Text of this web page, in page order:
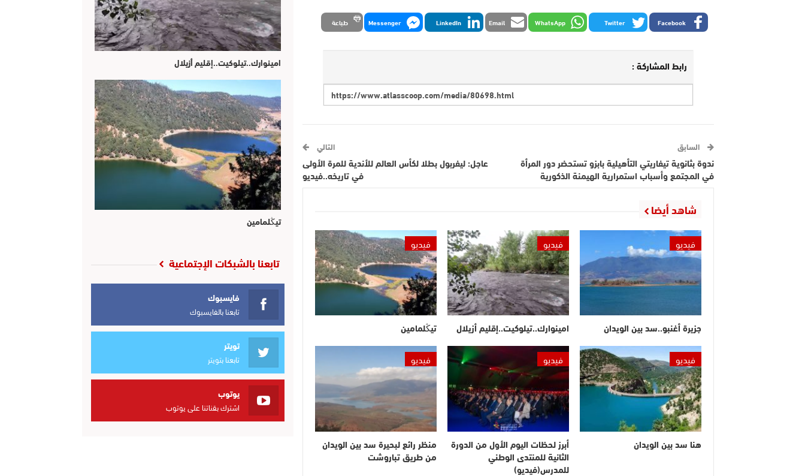
Facebook
Twitter
WhatsApp
Email
LinkedIn
Messenger طباعة
رابط المشاركة :
السابق
ندوة بثانوية تيفاريتي التأهيلية بابزو تستحضر دور المرأة
في المجتمع وأسباب استمرارية الهيمنة الذكورية
التالي
عاجل: ليفربول بطلا لكأس العالم للأندية للمرة الأولى
في تاريخه..فيديو
شاهد أيضا
فيديو
جزيرة أغنبو..سد بين الويدان
فيديو
امينوارك..تيلوكيت..إقليم أزيلال
فيديو
تيڭلمامين
فيديو
هنا سد بين الويدان
فيديو
أبرز لحظات اليوم الأول من الدورة
الثانية للمنتدى الوطني
للمدرس(فيديو)
فيديو
منظر رائع لبحيرة سد بين الويدان
من طريق تباروشت
امينوارك..تيلوكيت..إقليم أزيلال
تيڭلمامين
تابعنا بالشبكات الإجتماعية
فايسبوك
تابعنا بالفايسبوك
تويتر
تابعنا بتويتر
يوتوب
اشترك بقناتنا على يوتوب